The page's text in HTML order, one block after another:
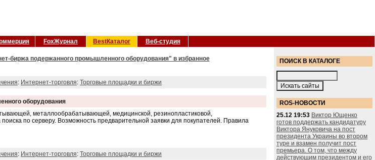
FoxЖурнал BestКаталог Веб-студия
биржа подержанного промышленного оборудования" в избранное
: Интернет-торговля: Торговые площадки и биржи
оборудования
металлообрабатывающей, медицинской, резинопластиковой,
по серверу. Возможность предварительной заявки для покупателей. Правила
: Интернет-торговля: Торговые площадки и биржи
ПОИСК В КАТАЛОГЕ
ROS-НОВОСТИ
25.12 19:53 Виктор Ющенко
готов поддержать кандидатуру
Виктора Януковича на пост
президента Украины во втором
туре и взамен получит пост
премьера. О том, что между
действующим президентом и его